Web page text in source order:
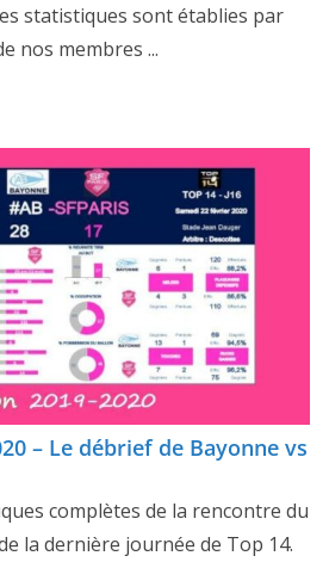
statistiques sont établies par
nos membres ...
– Le débrief de Bayonne vs
complètes de la rencontre du
la dernière journée de Top 14.